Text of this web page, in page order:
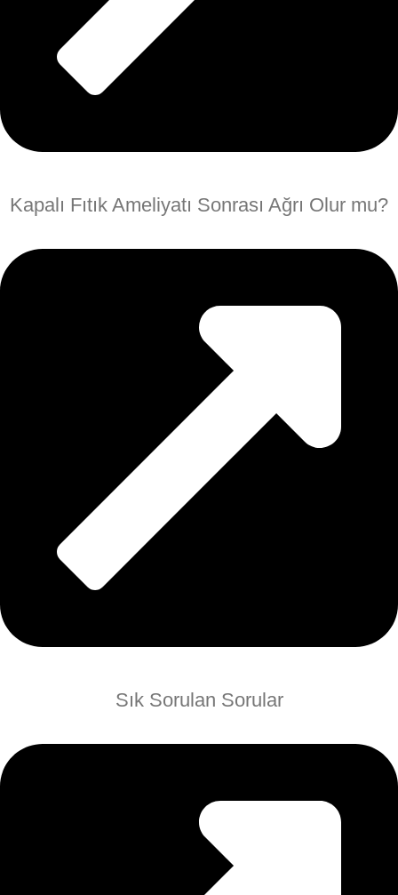
Kapalı Fıtık Ameliyatı Sonrası Ağrı Olur mu?
Sık Sorulan Sorular